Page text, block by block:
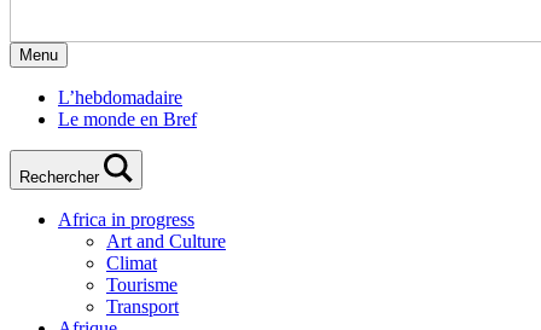
Menu
L’hebdomadaire
Le monde en Bref
Rechercher
Africa in progress
Art and Culture
Climat
Tourisme
Transport